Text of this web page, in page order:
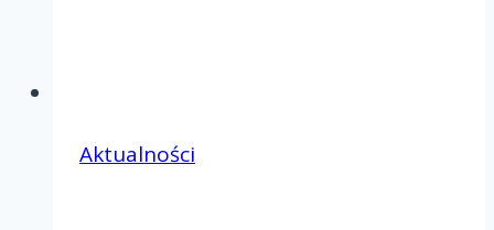
Aktualności